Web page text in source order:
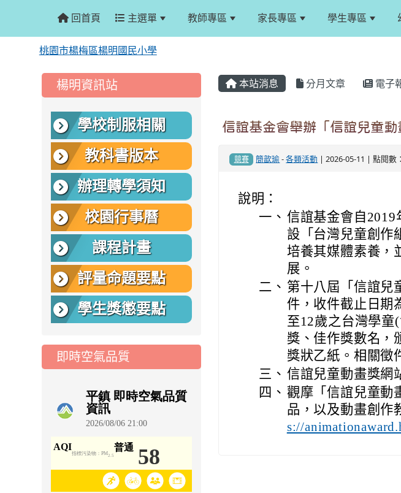
回首頁 主選單 教師專區 家長專區 學生專區
桃園市楊梅區楊明國民小學
本站消息 分月文章 電子
信誼基金會舉辦「信誼兒童
競賽 簡歆瑜-各類活動 | 2026-05-11 | 點閱數
說明：
一、 信誼基金會自
設「台灣兒童創作
培養其媒體素養，
展。
二、 第十八屆「信誼兒
件，收件截止日期
至12歲之台灣學童
獎、佳作獎數名，
獎狀乙紙。相關徵
三、 信誼兒童動畫獎網
四、 觀摩「信誼兒童動
品，以及動畫創作
s://
::: 楊明資訊站
學校制服相關
教科書版本
辦理轉學須知
校園行事曆
課程計畫
評量命題要點
學生獎懲要點
即時空氣品質